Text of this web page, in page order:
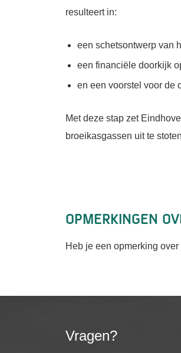
resulteert in:
een schetsontwerp van
een financiële doorkijk
en een voorstel voor de
Met deze stap zet
broeikasgassen uit te
Opmerkingen
Heb je een opmerking
Vragen?